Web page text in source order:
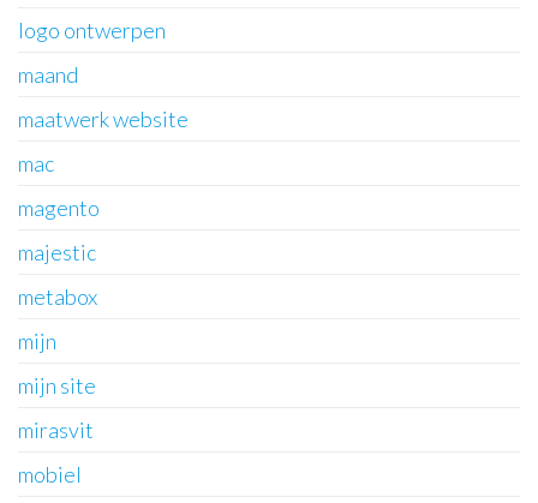
logo ontwerpen
maand
maatwerk website
mac
magento
majestic
metabox
mijn
mijn site
mirasvit
mobiel